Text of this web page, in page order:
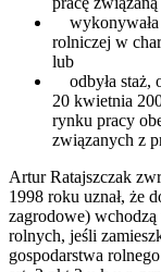
wykonywała
rolniczej w
lub
odbyła staż,
20 kwietnia
rynku pracy
związanych z
Artur Ratajszczak
1998 roku uznał, że
zagrodowe)
rolnych, jeśli
gospodarstwa